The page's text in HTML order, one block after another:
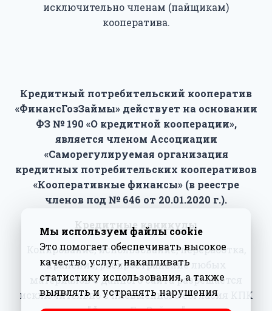
исключительно членам (пайщикам)
кооператива.
Кредитный потребительский кооператив
«ФинансГозЗаймы» действует на основании
ФЗ № 190 «О кредитной кооперации»,
является членом Ассоциации
«Саморегулируемая организация
кредитных потребительских кооперативов
«Кооперативные финансы» (в реестре
членов под № 646 от 20.01.2020 г.).
Кредитные каникулы
Копирование, использование, переработка,
хранение, распространение любых
материалов с данного сайта разрешается
исключительно с письменного согласия КПК
Мы используем файлы cookie
Это помогает обеспечивать высокое
качество услуг, накапливать
статистику использования, а также
выявлять и устранять нарушения